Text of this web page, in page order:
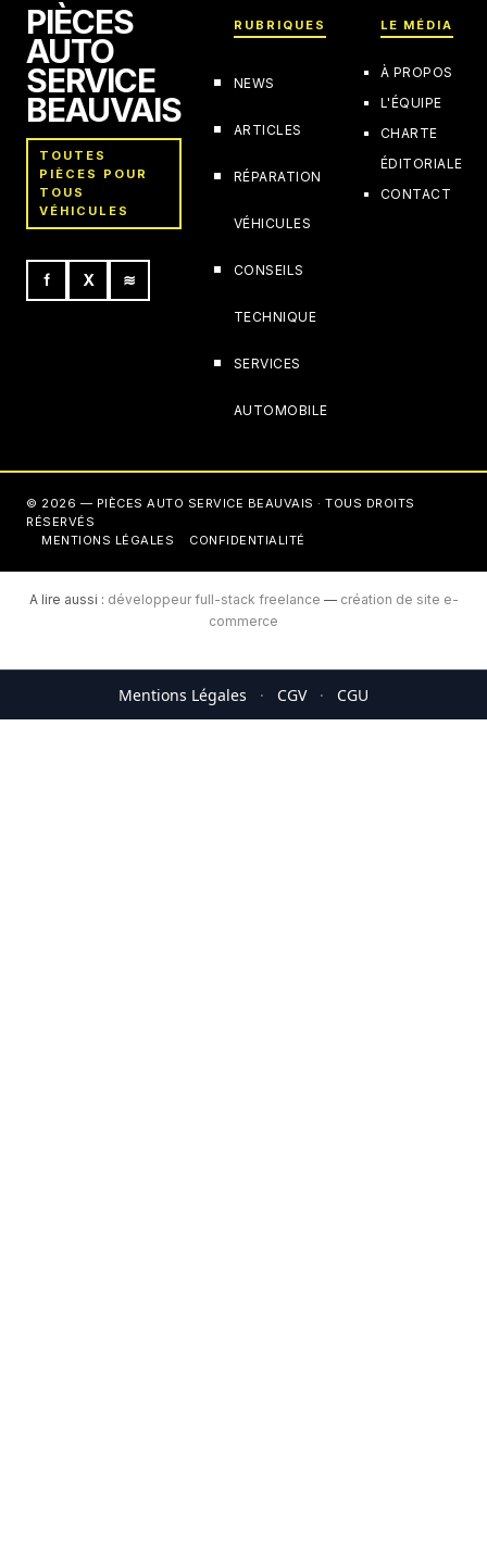
PIÈCES
AUTO
SERVICE
BEAUVAIS
TOUTES
PIÈCES POUR
TOUS
VÉHICULES
f X ≋
RUBRIQUES
NEWS
ARTICLES
RÉPARATION
VÉHICULES
CONSEILS
TECHNIQUE
SERVICES
AUTOMOBILE
LE MÉDIA
À PROPOS
L'ÉQUIPE
CHARTE
ÉDITORIALE
CONTACT
© 2026 — PIÈCES AUTO SERVICE BEAUVAIS · TOUS DROITS
RÉSERVÉS
MENTIONS LÉGALES
CONFIDENTIALITÉ
A lire aussi : développeur full-stack freelance — création de site e-
commerce
Mentions Légales · CGV · CGU